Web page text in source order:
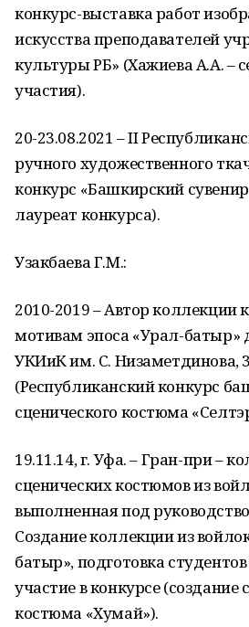
конкурс-выставка работ
искусства преподавателей
культуры РБ» (Хажиева А.А. –
участия).
20-23.08.2021 – II
ручного художественного
конкурс «Башкирский
лауреат конкурса).
Узакбаева Г.М.:
2010-2019 – Автор коллекции
мотивам эпоса «Урал-батыр»
УКИиК им. С. Низаметдинова,
(Республиканский конкурс
сценического костюма
19.11.14, г. Уфа. – Гран-при –
сценических костюмов из
выполненная под
Создание коллекции из
батыр», подготовка
участие в конкурсе (создание
костюма «Хумай»).